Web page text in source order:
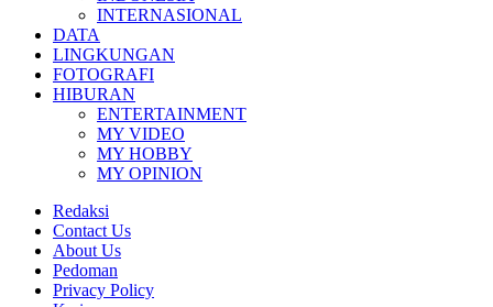
INTERNASIONAL
DATA
LINGKUNGAN
FOTOGRAFI
HIBURAN
ENTERTAINMENT
MY VIDEO
MY HOBBY
MY OPINION
Redaksi
Contact Us
About Us
Pedoman
Privacy Policy